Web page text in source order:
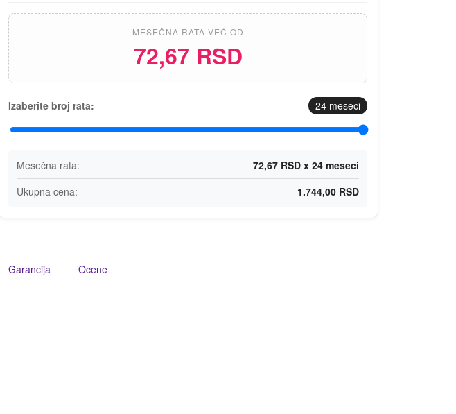
MESEČNA RATA VEĆ OD
72,67 RSD
Izaberite broj rata: 24 meseci
Mesečna rata:
72,67 RSD x 24 meseci
Ukupna cena:
1.744,00 RSD
Garancija Ocene